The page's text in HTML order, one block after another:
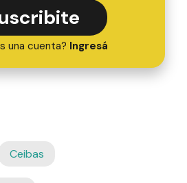
una cuenta? Ingresá
Ceibas